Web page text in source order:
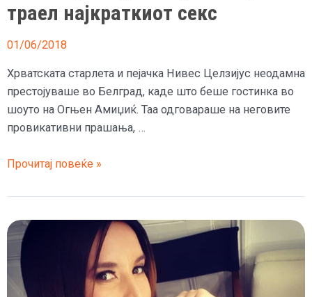
траел најкраткиот секс
01/06/2018
Хрватската старлета и пејачка Нивес Целзијус неодамна
престојуваше во Белград, каде што беше гостинка во
шоуто на Огњен Амиџиќ. Таа одговараше на неговите
провикативни прашања, …
Нивес
откри
колку
ѝ
траел
најкраткиот
секс
Прочитај повеќе »